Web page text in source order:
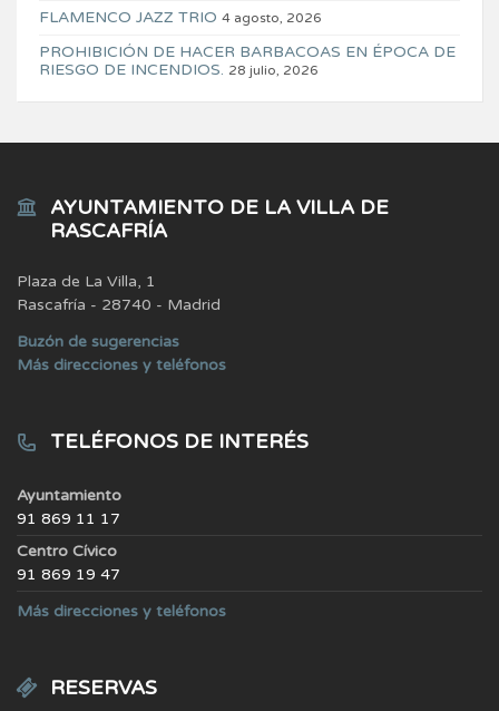
FLAMENCO JAZZ TRIO 4 agosto, 2026
PROHIBICIÓN DE HACER BARBACOAS EN ÉPOCA DE
RIESGO DE INCENDIOS. 28 julio, 2026
AYUNTAMIENTO DE LA VILLA DE
RASCAFRÍA
Plaza de La Villa, 1
Rascafría - 28740 - Madrid
Buzón de sugerencias
Más direcciones y teléfonos
TELÉFONOS DE INTERÉS
Ayuntamiento
91 869 11 17
Centro Cívico
91 869 19 47
Más direcciones y teléfonos
RESERVAS